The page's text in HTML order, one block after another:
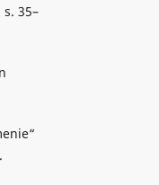
s. 35–